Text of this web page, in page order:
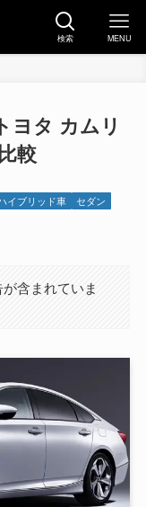
検索 MENU
ヨタ カムリ
較
イブリッド車
セダン
含まれていま